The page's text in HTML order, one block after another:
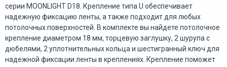
серии MOONLIGHT D18. Крепление типа U обеспечивает
надежную фиксацию ленты, а также подходит для любых
потолочных поверхностей. В комплекте вы найдете потолочное
крепление диаметром 18 мм, торцевую заглушку, 2 шурупа с
дюбелями, 2 уплотнительных кольца и шестигранный ключ для
надежной фиксации ленты в креплениях. Крепление поможет